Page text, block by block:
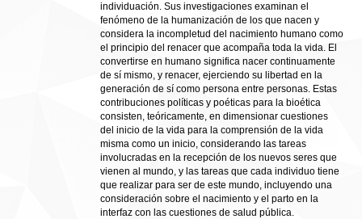
individuación. Sus investigaciones examinan el
fenómeno de la humanización de los que nacen y
considera la incompletud del nacimiento humano como
el principio del renacer que acompaña toda la vida. El
convertirse en humano significa nacer continuamente
de sí mismo, y renacer, ejerciendo su libertad en la
generación de sí como persona entre personas. Estas
contribuciones políticas y poéticas para la bioética
consisten, teóricamente, en dimensionar cuestiones
del inicio de la vida para la comprensión de la vida
misma como un inicio, considerando las tareas
involucradas en la recepción de los nuevos seres que
vienen al mundo, y las tareas que cada individuo tiene
que realizar para ser de este mundo, incluyendo una
consideración sobre el nacimiento y el parto en la
interfaz con las cuestiones de salud pública.